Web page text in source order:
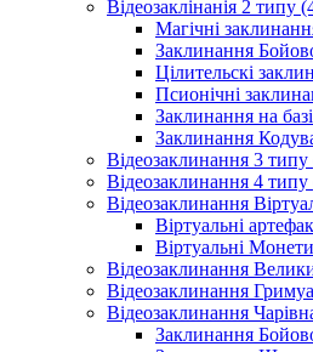
Відеозаклінанія 2 типу
Магічні
Заклинання
Цілительскі
Псионічні
Заклинання на
Заклинання
Відеозаклинання 3 типу
Відеозаклинання 4 типу
Відеозаклинання
Віртуальні
Віртуальні
Відеозаклинання
Відеозаклинання
Відеозаклинання
Заклинання